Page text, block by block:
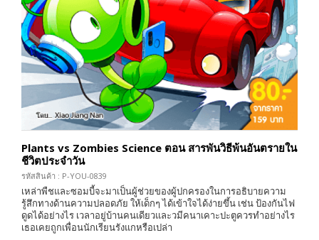
Plants vs Zombies Science ตอน สารพันวิธีพ้นอันตรายใน
ชีวิตประจำวัน
รหัสสินค้า : P-YOU-0839
เหล่าพืชและซอมบี้จะมาเป็นผู้ช่วยของผู้ปกครองในการอธิบายความ
รู้สึกทางด้านความปลอดภัย ให้เด็กๆ ได้เข้าใจได้ง่ายขึ้น เช่น ป้องกันไฟ
ดูดได้อย่างไร เวลาอยู่บ้านคนเดียวและวมีคนาเคาะปะตูควรทำอย่างไร
เธอเคยถูกเพื่อนนักเรียนรังแกหรือเปล่า